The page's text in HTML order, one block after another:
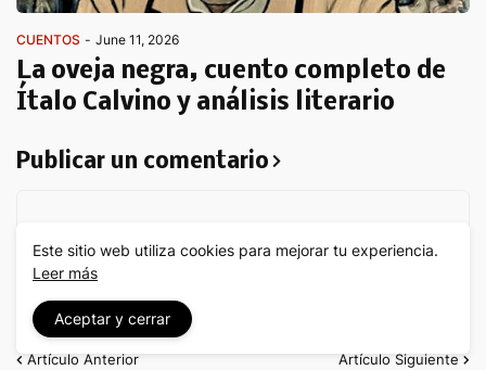
CUENTOS - June 11, 2026
La oveja negra, cuento completo de
Ítalo Calvino y análisis literario
Publicar un comentario
Artículo Anterior Artículo Siguiente
Este sitio web utiliza cookies para mejorar tu experiencia.
Leer más
Aceptar y cerrar